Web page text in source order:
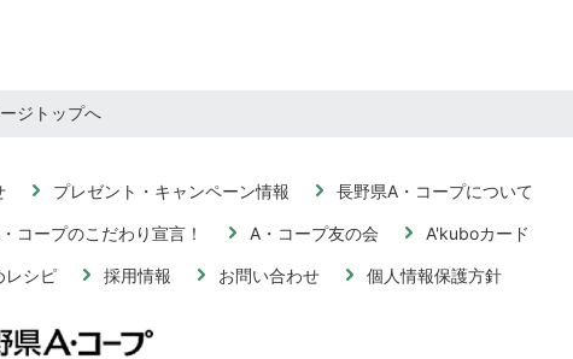
ジトップへ
プレゼント・キャンペーン情報 長野県A・コープについて
コープのこだわり宣言！ A・コープ友の会 A'kuboカード
レシピ 採用情報 お問い合わせ 個人情報保護方針